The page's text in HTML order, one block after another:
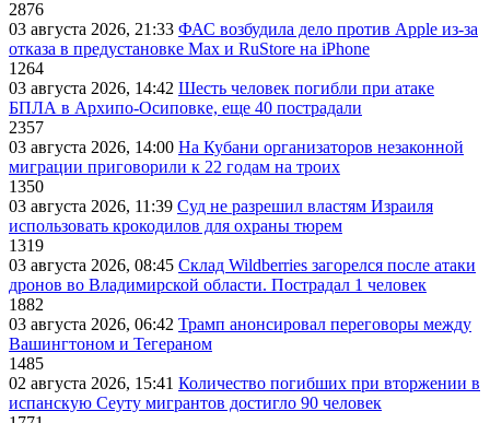
2876
03 августа 2026, 21:33 ФАС возбудила дело против Apple из-за
отказа в предустановке Max и RuStore на iPhone
1264
03 августа 2026, 14:42 Шесть человек погибли при атаке
БПЛА в Архипо-Осиповке, еще 40 пострадали
2357
03 августа 2026, 14:00 На Кубани организаторов незаконной
миграции приговорили к 22 годам на троих
1350
03 августа 2026, 11:39 Суд не разрешил властям Израиля
использовать крокодилов для охраны тюрем
1319
03 августа 2026, 08:45 Склад Wildberries загорелся после атаки
дронов во Владимирской области. Пострадал 1 человек
1882
03 августа 2026, 06:42 Трамп анонсировал переговоры между
Вашингтоном и Тегераном
1485
02 августа 2026, 15:41 Количество погибших при вторжении в
испанскую Сеуту мигрантов достигло 90 человек